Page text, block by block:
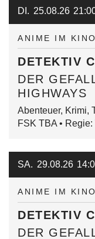
ANIME IM KINO
DETEKTIV
DER
HIGHWAYS
Abenteuer, Krimi,
FSK TBA • Regie:
DI. 25.08.26
ANIME IM KINO
DETEKTIV
DER
SA. 29.08.26